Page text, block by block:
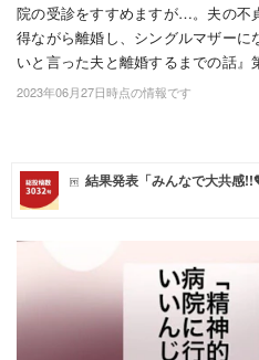
子育て・家族
病院
住まい
トレンド・イベント
院の受診をすすめますが…。夫の不
得ながら離婚し、シングルマザー
いと言った夫と離婚するまでの話』
2023年06月27日時点の情報です
結果発表「みんなで大共感